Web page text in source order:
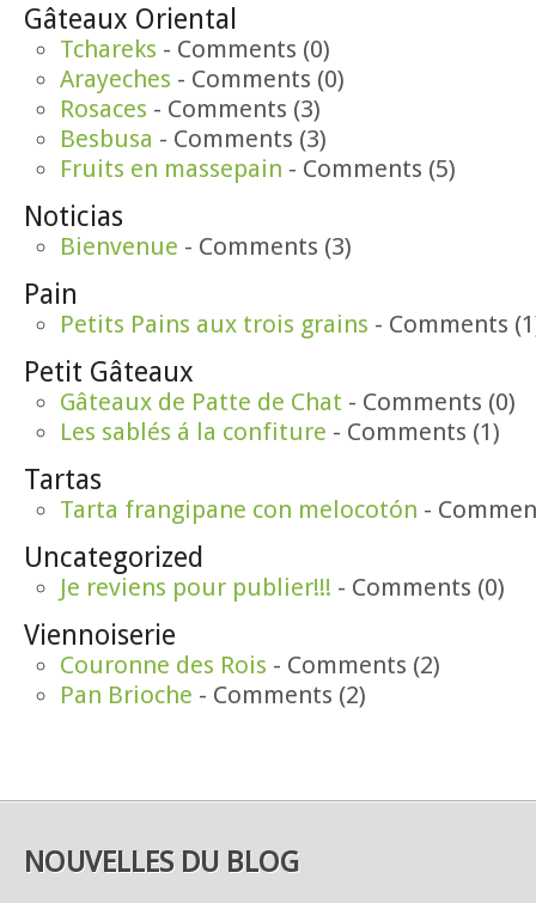
Gâteaux Oriental
Tchareks - Comments (0)
Arayeches - Comments (0)
Rosaces - Comments (3)
Besbusa - Comments (3)
Fruits en massepain - Comments (5)
Noticias
Bienvenue - Comments (3)
Pain
Petits Pains aux trois grains - Comments
Petit Gâteaux
Gâteaux de Patte de Chat - Comments (0)
Les sablés á la confiture - Comments (1)
Tartas
Tarta frangipane con melocotón -
Uncategorized
Je reviens pour publier!!! - Comments (0)
Viennoiserie
Couronne des Rois - Comments (2)
Pan Brioche - Comments (2)
NOUVELLES DU BLOG